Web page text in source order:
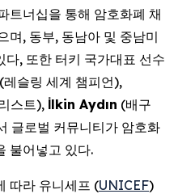
트너십을 통해 암호화폐 채
며, 동부, 동남아 및 중남미
, 또한 터키 국가대표 선수
(레슬링 세계 챔피언),
스트), İlkin Aydın (배구
글로벌 커뮤니티가 암호화
불어넣고 있다.
따라 유니세프 (UNICEF)